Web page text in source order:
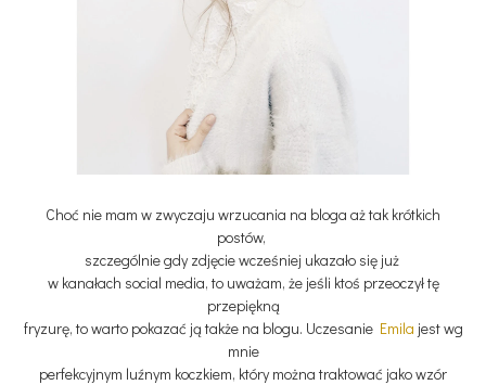
Choć nie mam w zwyczaju wrzucania na bloga aż tak krótkich
postów,
szczególnie gdy zdjęcie wcześniej ukazało się już
w kanałach social media, to uważam, że jeśli ktoś przeoczył tę
przepiękną
fryzurę, to warto pokazać ją także na blogu. Uczesanie Emila jest wg
mnie
perfekcyjnym luźnym koczkiem, który można traktować jako wzór